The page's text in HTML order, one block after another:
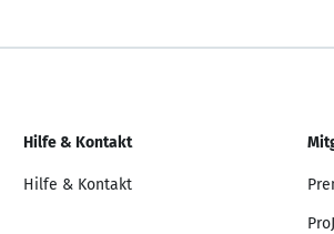
Hilfe & Kontakt
Hilfe & Kontakt